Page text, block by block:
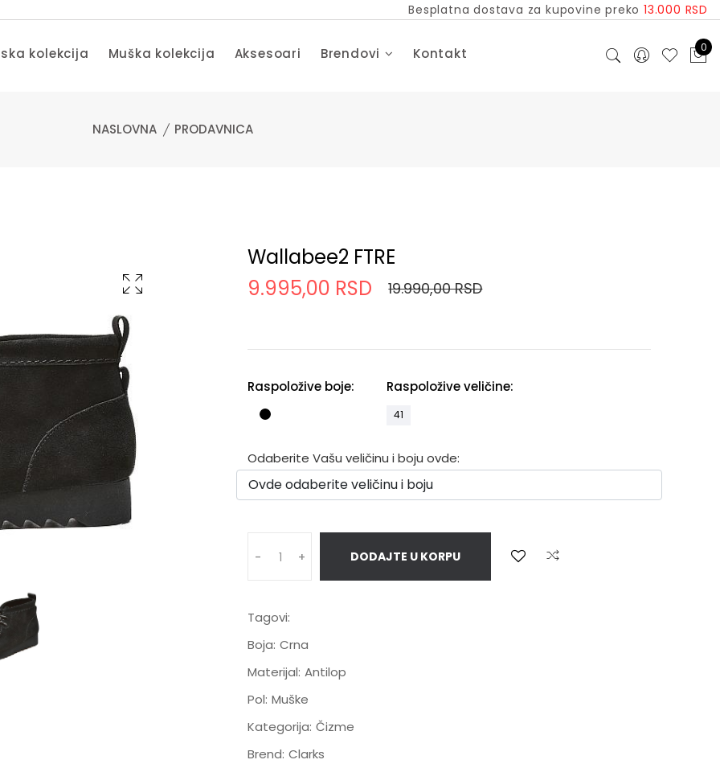
Besplatna dostava za kupovine preko 13.000 RSD
kolekcija Muška kolekcija Aksesoari Brendovi Kontakt 0
NASLOVNA PRODAVNICA
Wallabee2 FTRE
9.995,00 RSD
19.990,00 RSD
Raspoložive boje: Raspoložive veličine:
41
Odaberite Vašu veličinu i boju ovde:
- + DODAJTE U KORPU
Tagovi:
Boja: Crna
Materijal: Antilop
Pol: Muške
Kategorija: Čizme
Brend: Clarks